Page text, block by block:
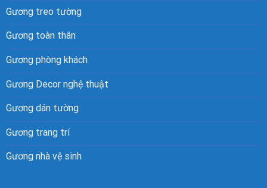
Gương treo tường
Gương toàn thân
Gương phòng khách
Gương Decor nghệ thuật
Gương dán tường
Gương trang trí
Gương nhà vệ sinh